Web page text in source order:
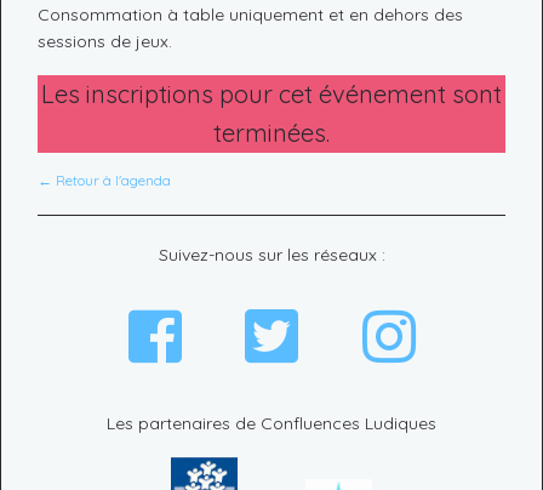
Consommation à table uniquement et en dehors des
sessions de jeux.
Les inscriptions pour cet événement sont
terminées.
← Retour à l'agenda
Les partenaires de Confluences Ludiques
Suivez-nous sur les réseaux :